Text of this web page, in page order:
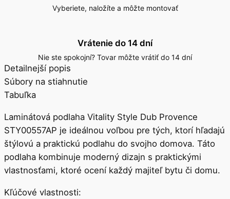
Vyberiete, naložíte a môžte montovať
Vrátenie do 14 dní
Nie ste spokojní? Tovar môžte vrátiť do 14 dní
Detailnejší popis
Súbory na stiahnutie
Tabuľka
Laminátová podlaha Vitality Style Dub Provence
STY00557AP je ideálnou voľbou pre tých, ktorí hľadajú
štýlovú a praktickú podlahu do svojho domova. Táto
podlaha kombinuje moderný dizajn s praktickými
vlastnosťami, ktoré ocení každý majiteľ bytu či domu.
Kľúčové vlastnosti: